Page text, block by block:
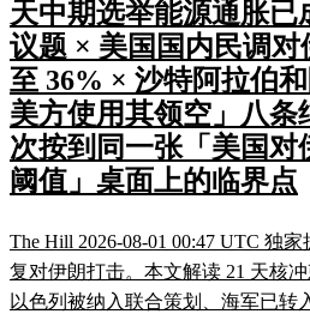
天中期选举能源通胀已
议题 × 美国国内民调
至 36% × 沙特阿拉伯
美方使用其领空」八条
次按到同一张「美国对
阈值」桌面上的临界点
The Hill 2026-08-01 00:47 UTC 独
复对伊朗打击。本文解读 21 天核
以色列被纳入联合策划、海军已转